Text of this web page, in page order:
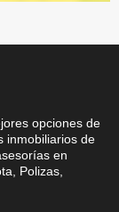
opciones de
inmobiliarios de
en
Polizas,